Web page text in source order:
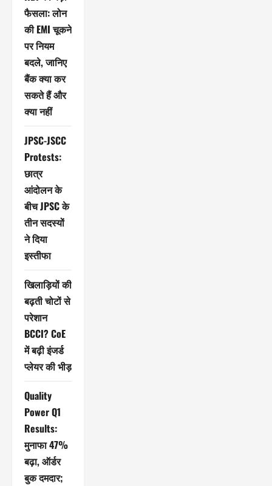
फैसला: लोन
की EMI चूकने
पर नियम
बदले, जानिए
बैंक क्या कर
सकते हैं और
क्या नहीं
JPSC-JSCC
Protests:
छात्र
आंदोलन के
बीच JPSC के
तीन सदस्यों
ने दिया
इस्तीफा
खिलाड़ियों की
बढ़ती चोटों से
परेशान
BCCI? CoE
में बढ़ी इंजर्ड
प्लेयर की भीड़
Quality
Power Q1
Results:
मुनाफा 47%
बढ़ा, ऑर्डर
बुक दमदार;